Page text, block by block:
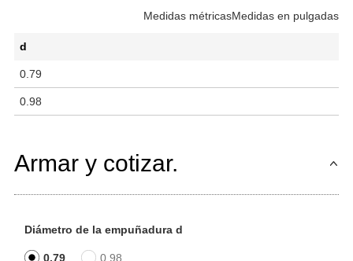
Medidas métricasMedidas en pulgadas
d
0.79
0.98
Armar y cotizar.
Diámetro de la empuñadura d
0.79 0.98